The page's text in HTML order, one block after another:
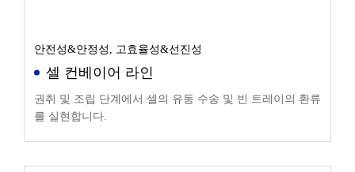
안전성&안정성, 고효율성&선진성
셀 컨베이어 라인
권취 및 조립 단계에서 셀의 유동 수송 및 빈 트레이의 환류
를 실현합니다.